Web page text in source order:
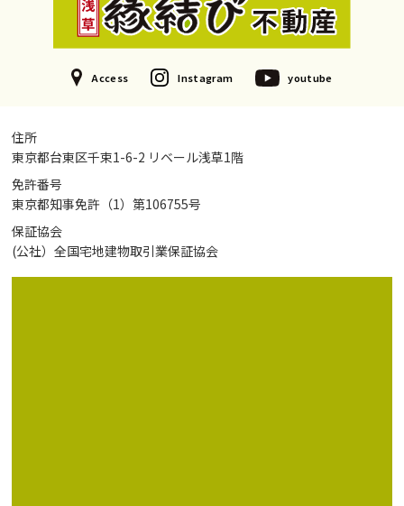
Access Instagram youtube
住所
東京都台東区千束1-6-2 リベール浅草1階
免許番号
東京都知事免許（1）第106755号
保証協会
(公社）全国宅地建物取引業保証協会